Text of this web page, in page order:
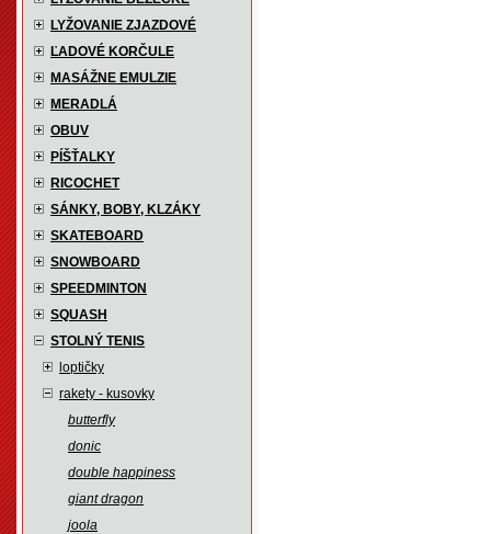
LYŽOVANIE ZJAZDOVÉ
ĽADOVÉ KORČULE
MASÁŽNE EMULZIE
MERADLÁ
OBUV
PÍŠŤALKY
RICOCHET
SÁNKY, BOBY, KLZÁKY
SKATEBOARD
SNOWBOARD
SPEEDMINTON
SQUASH
STOLNÝ TENIS
loptičky
rakety - kusovky
butterfly
donic
double happiness
giant dragon
joola